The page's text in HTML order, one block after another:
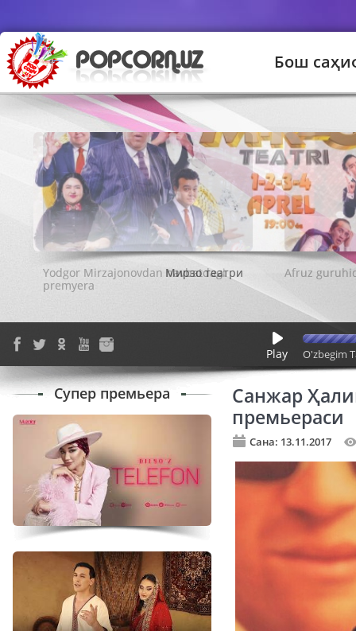
Бош
Мирзо театри
Play O'zbegim
Санжар
премьераси
Сана: 13.11.2017
Супер премьера